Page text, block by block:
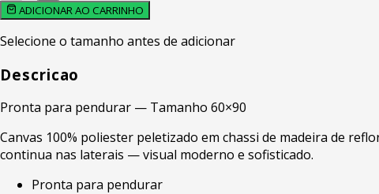
ADICIONAR AO CARRINHO
Selecione o tamanho antes de adicionar
Descricao
Pronta para pendurar — Tamanho 60×90
Canvas 100% poliester peletizado em chassi de madeira de
continua nas laterais — visual moderno e sofisticado.
Pronta para pendurar